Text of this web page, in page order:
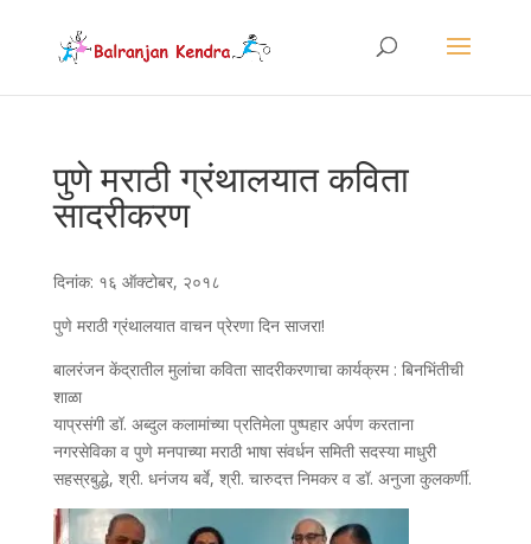
पुणे मराठी ग्रंथालयात कविता
सादरीकरण
दिनांक: १६ ऑक्टोबर, २०१८
पुणे मराठी ग्रंथालयात वाचन प्रेरणा दिन साजरा!
बालरंजन केंद्रातील मुलांचा कविता सादरीकरणाचा कार्यक्रम : बिनभिंतीची
शाळा
याप्रसंगी डॉ. अब्दुल कलामांच्या प्रतिमेला पुष्पहार अर्पण करताना
नगरसेविका व पुणे मनपाच्या मराठी भाषा संवर्धन समिती सदस्या माधुरी
सहस्रबुद्धे, श्री. धनंजय बर्वे, श्री. चारुदत्त निमकर व डॉ. अनुजा कुलकर्णी.